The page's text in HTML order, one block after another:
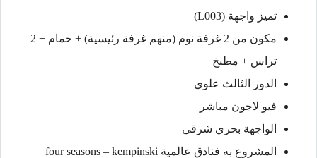
تميز واجهة (L003)
مكون من 2 غرفة نوم (منهم غرفة رئيسية) + حمام + 2
تراس + مطبخ
الدور الثالث علوي
فيو لاجون مباشر
الواجهة بحري شرقي
المشروع به فنادق عالمية four seasons – kempinski